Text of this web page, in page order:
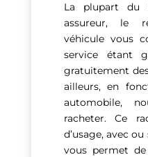
La plupart du
assureur, le
véhicule vous
service étant
gratuitement
ailleurs, en
automobile,
racheter. Ce
d’usage, avec
vous permet